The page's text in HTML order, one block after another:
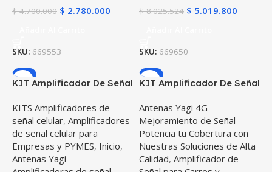
$4.700.000 $ 2.780.000
SKU: 669553
$8.025.524 $ 5.019.800
SKU: 669650
-7%
KIT Amplificador De Señal
Repetidor Redes 4GLTE
con antenas
KITS Amplificadores de
señal celular, Amplificadores
de señal celular para
Empresas y PYMES, Inicio,
Antenas Yagi -
-7%
KIT Amplificador De Señal
Home MAX Repetidor
Redes 4GLTE 5G con
antenas
Antenas Yagi 4G
Mejoramiento de Señal -
Potencia tu Cobertura con
Nuestras Soluciones de Alta
Calidad, Amplificador de